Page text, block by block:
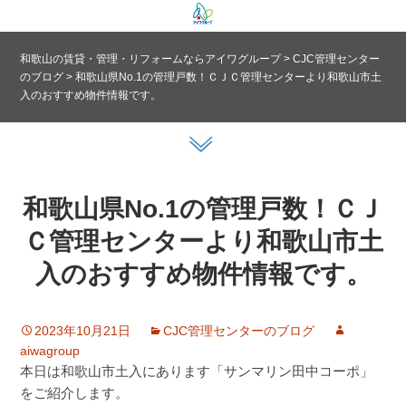
和歌山の賃貸・管理・リフォームならアイワグループ>CJC管理センター
のブログ >和歌山県No.1の管理戸数！ＣＪＣ管理センターより和歌山市土
入のおすすめ物件情報です。
和歌山県No.1の管理戸数！ＣＪ
Ｃ管理センターより和歌山市土
入のおすすめ物件情報です。
2023年10月21日
CJC管理センターのブログ
aiwagroup
本日は和歌山市土入にあります「サンマリン田中コーポ」
をご紹介します。